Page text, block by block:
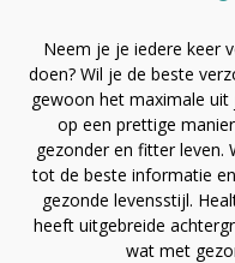
Neem je je iedere keer
doen? Wil je de beste
gewoon het maximale uit
op een prettige
gezonder en fitter leven.
tot de beste informatie
gezonde levensstijl.
heeft uitgebreide
wat met